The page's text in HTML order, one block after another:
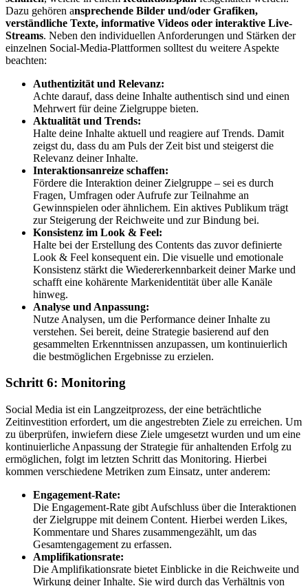
Dazu gehören ansprechende Bilder und/oder Grafiken,
verständliche Texte, informative Videos oder interaktive Live-
Streams. Neben den individuellen Anforderungen und Stärken der
einzelnen Social-Media-Plattformen solltest du weitere Aspekte
beachten:
Authentizität und Relevanz:
Achte darauf, dass deine Inhalte authentisch sind und einen
Mehrwert für deine Zielgruppe bieten.
Aktualität und Trends:
Halte deine Inhalte aktuell und reagiere auf Trends. Damit
zeigst du, dass du am Puls der Zeit bist und steigerst die
Relevanz deiner Inhalte.
Interaktionsanreize schaffen:
Fördere die Interaktion deiner Zielgruppe – sei es durch
Fragen, Umfragen oder Aufrufe zur Teilnahme an
Gewinnspielen oder ähnlichem. Ein aktives Publikum trägt
zur Steigerung der Reichweite und zur Bindung bei.
Konsistenz im Look & Feel:
Halte bei der Erstellung des Contents das zuvor definierte
Look & Feel konsequent ein. Die visuelle und emotionale
Konsistenz stärkt die Wiedererkennbarkeit deiner Marke und
schafft eine kohärente Markenidentität über alle Kanäle
hinweg.
Analyse und Anpassung:
Nutze Analysen, um die Performance deiner Inhalte zu
verstehen. Sei bereit, deine Strategie basierend auf den
gesammelten Erkenntnissen anzupassen, um kontinuierlich
die bestmöglichen Ergebnisse zu erzielen.
Schritt 6: Monitoring
Social Media ist ein Langzeitprozess, der eine beträchtliche
Zeitinvestition erfordert, um die angestrebten Ziele zu erreichen. Um
zu überprüfen, inwiefern diese Ziele umgesetzt wurden und um eine
kontinuierliche Anpassung der Strategie für anhaltenden Erfolg zu
ermöglichen, folgt im letzten Schritt das Monitoring. Hierbei
kommen verschiedene Metriken zum Einsatz, unter anderem:
Engagement-Rate:
Die Engagement-Rate gibt Aufschluss über die Interaktionen
der Zielgruppe mit deinem Content. Hierbei werden Likes,
Kommentare und Shares zusammengezählt, um das
Gesamtengagement zu erfassen.
Amplifikationsrate:
Die Amplifikationsrate bietet Einblicke in die Reichweite und
Wirkung deiner Inhalte. Sie wird durch das Verhältnis von